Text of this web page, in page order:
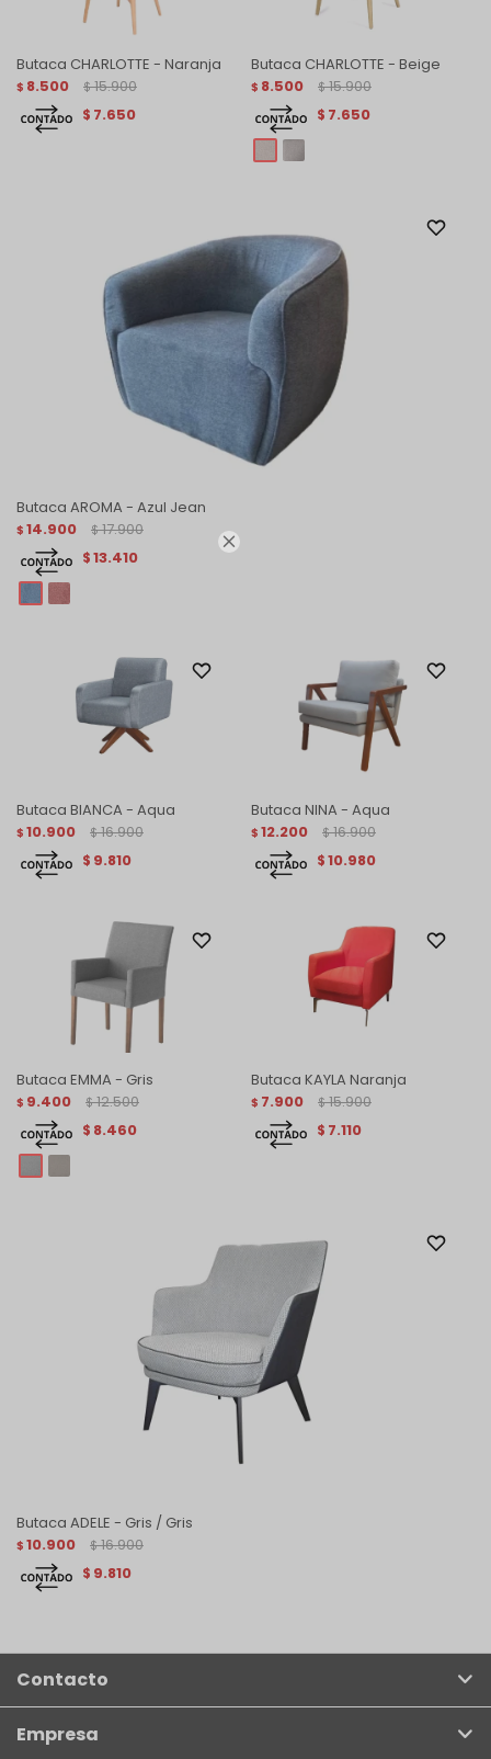

Butaca CHARLOTTE - Naranja
$ 8.500 $ 15.900
$ 7.650
Butaca CHARLOTTE - Beige
$ 8.500 $ 15.900
$ 7.650
Butaca AROMA - Azul Jean
$ 14.900 $ 17.900
$13.410
Butaca BIANCA - Aqua
$ 10.900 $ 16.900
$ 9.810
Butaca NINA - Aqua
$ 12.200 $ 16.900
$10.980
Butaca EMMA - Gris
$ 9.400 $ 12.500
$ 8.460
Butaca KAYLA Naranja
$ 7.900 $ 15.900
$ 7.110
Butaca ADELE - Gris / Gris
$ 10.900 $ 16.900
$ 9.810
Contacto
Empresa